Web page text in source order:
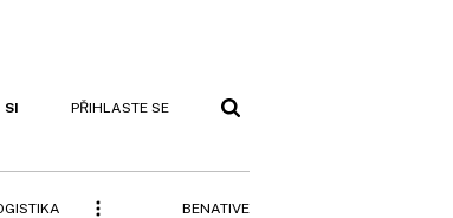
SI PŘIHLASTE SE
BENATIVE